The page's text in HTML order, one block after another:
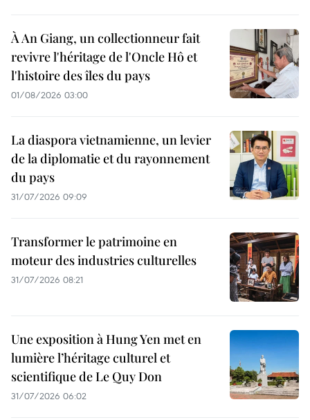
À An Giang, un collectionneur fait
revivre l'héritage de l'Oncle Hô et
l'histoire des îles du pays
01/08/2026 03:00
La diaspora vietnamienne, un levier
de la diplomatie et du rayonnement
du pays
31/07/2026 09:09
Transformer le patrimoine en
moteur des industries culturelles
31/07/2026 08:21
Une exposition à Hung Yen met en
lumière l’héritage culturel et
scientifique de Le Quy Don
31/07/2026 06:02